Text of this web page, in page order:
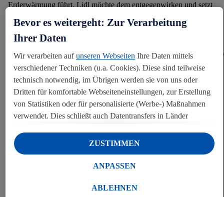
Erderwärmung führt. Lidl möchte dem entgegenwirken und setzt
Deshalb besteht seit Ende 2016 sämtliches von Lidl verkauftes
Hygienepapier aus 100 % recycelten oder zertifizierten (FSC/PEFC)
Rohstoffen. Außerdem sind auch 100 % aller
primären Verpackungen, die aus nationalem Einkauf stammen, mit
einem FSC- oder PEFC-Label nachhaltig zertifiziert.
Woran erkenne ich in der Filiale
nachhaltig erzeugte Holz- und
Papierprodukte?
nebenstehenden Gütezeichen zu erkennen.
UNSER ZIEL
Bevor es weitergeht: Zur Verarbeitung
Ihrer Daten
Wir verarbeiten aufunseren Webseiten Ihre Daten mittels
verschiedener Techniken (u.a. Cookies). Diese sind teilweise
technisch notwendig, im Übrigen werden sie von uns oder
Dritten für komfortable Webseiteneinstellungen, zur Erstellung
von Statistiken oder für personalisierte (Werbe-) Maßnahmen
verwendet. Dies schließt auch Datentransfers in Länder
Unter „Ablehnen“ können Sie nur den Einsatz notwendiger
Techniken zulassen. Unter „Anpassen“ können sie einzelne
Verwendungszwecke zulassen. Weitere Informationen, auch
Unser Impressum finden Sie hier.
ABLEHNEN
ANPASSEN
ZUSTIMMEN